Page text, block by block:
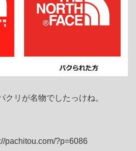
クリが名物でしたっけね。
pachitou.com/?p=6086